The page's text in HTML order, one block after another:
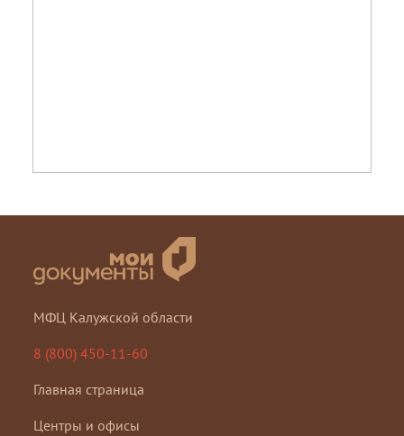
МФЦ Калужской области
8 (800) 450-11-60
Главная страница
Центры и офисы